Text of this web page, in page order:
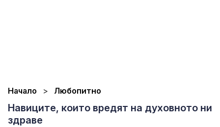
Начало Любопитно
Навиците, които вредят на духовното ни
здраве